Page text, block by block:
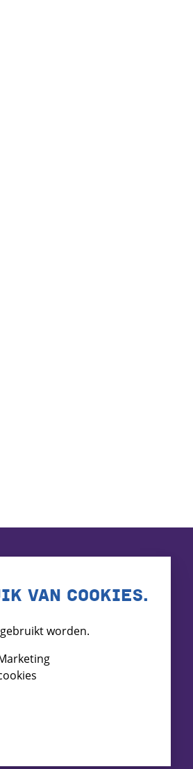
VAN COOKIES.
worden.